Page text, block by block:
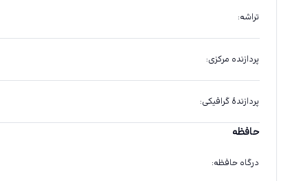
تراشه:
پردازنده مرکزی:
پردازندهٔ گرافیکی:
حافظه
درگاه حافظه: